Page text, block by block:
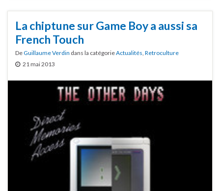
La chiptune sur Game Boy a aussi sa
French Touch
DeGuillaume Verdin dans la catégorieActualités Retroculture
21 mai 2013